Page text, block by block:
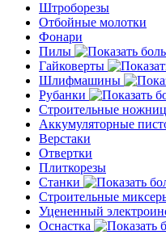
Штроборезы
Отбойные молотки
Фонари
Пилы
Гайковерты
Шлифмашины
Рубанки
Строительные
Аккумуляторные
Верстаки
Отвертки
Плиткорезы
Станки
Строительные
Уцененный
Оснастка